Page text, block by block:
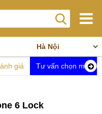
giá Tư vấn chọn mua
6 Lock